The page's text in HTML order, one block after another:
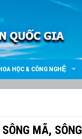
HỌC & CÔNG NGHỆ
MÃ, SÔNG